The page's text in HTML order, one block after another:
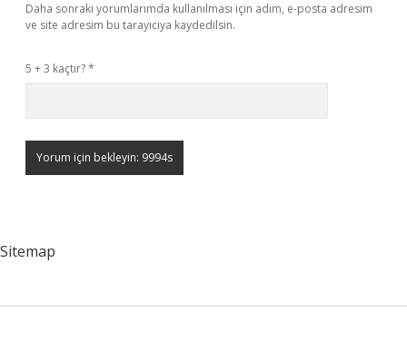
Daha sonraki yorumlarımda kullanılması için adım, e-posta adresim
ve site adresim bu tarayıcıya kaydedilsin.
5 + 3 kaçtır?*
Sitemap